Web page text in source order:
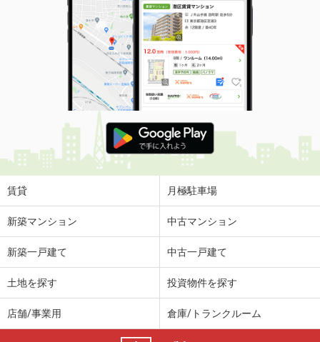
賃貸 月極駐車場
新築マンション 中古マンション
新築一戸建て 中古一戸建て
土地を探す 投資物件を探す
店舗/事業用 倉庫/トランクルーム